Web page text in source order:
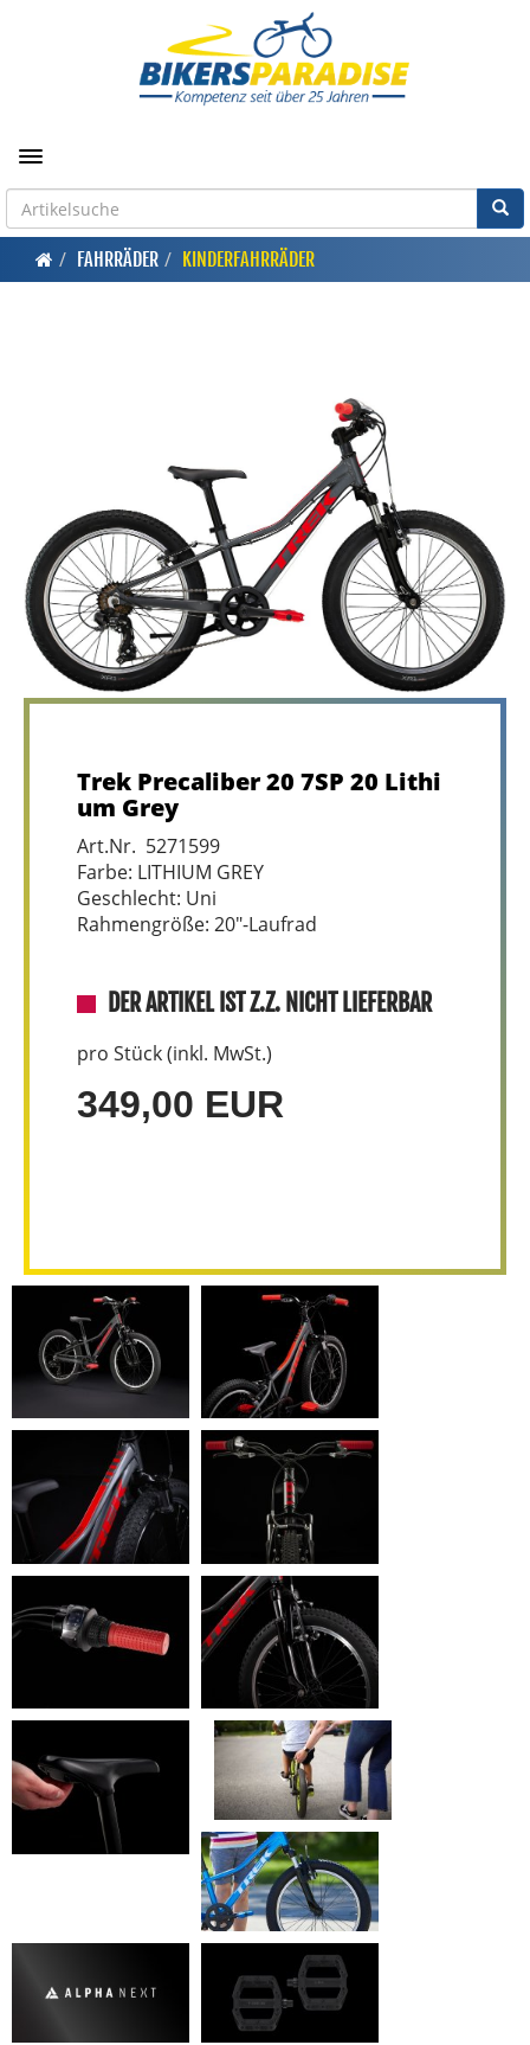
Toggle navigation
FAHRRÄDER KINDERFAHRRÄDER
Trek Precaliber 20 7SP 20 Lithi
um Grey
Art.Nr. 5271599
Farbe: LITHIUM GREY
Geschlecht: Uni
Rahmengröße: 20"-Laufrad
DER ARTIKEL IST Z.Z. NICHT LIEFERBAR
pro Stück (inkl. MwSt.)
349,00 EUR